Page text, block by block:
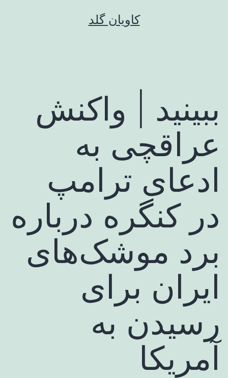
کاویان گلد
ببینید | واکنش
عراقچی به
ادعای ترامپ
در کنگره درباره
برد موشک‌های
ایران برای
رسیدن به
آمریکا